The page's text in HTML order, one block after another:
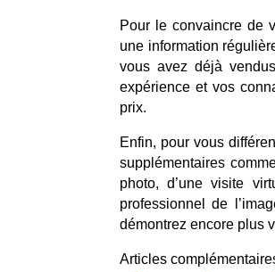
Pour le convaincre de
une information
vous avez déjà
expérience et vos
prix.
Enfin, pour vous
supplémentaires
photo, d’une visite
professionnel de
démontrez encore plus
Articles